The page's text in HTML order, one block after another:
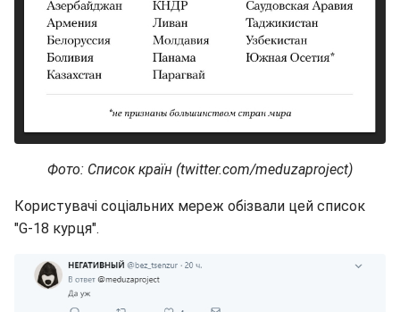
Фото: Список країн (twitter.com/meduzaproject)
Користувачі соціальних мереж обізвали цей список
"G-18 курця".